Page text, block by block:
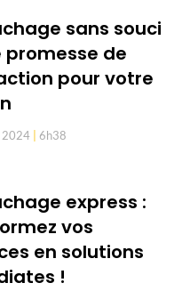
sans souci
promesse de
pour votre
2024 6h38
express :
vos
en solutions
!